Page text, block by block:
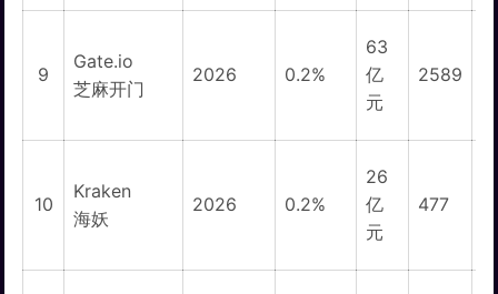
9
Gate.io
芝麻开门
2026 0.2%
63
亿
元
2589
10
Kraken
海妖
2026 0.2%
26
亿
元
477